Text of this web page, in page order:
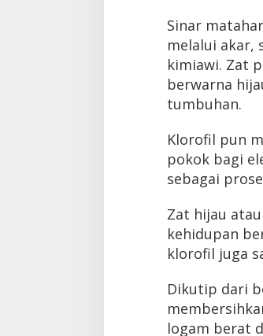
Sinar
melalui akar,
kimiawi. Zat
berwarna
tumbuhan.
Klorofil pun
pokok bagi
sebagai
Zat hijau
kehidupan
klorofil juga
Dikutip dari
logam berat